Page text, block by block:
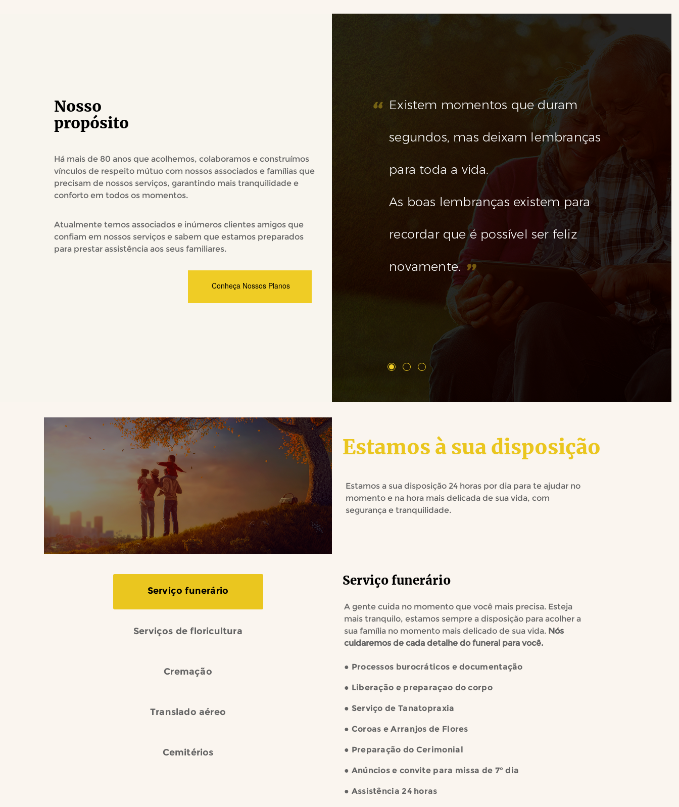
Nosso
propósito
Há mais de 80 anos que acolhemos, colaboramos e construímos
vínculos de respeito mútuo com nossos associados e famílias que
precisam de nossos serviços, garantindo mais tranquilidade e
conforto em todos os momentos.
Atualmente temos associados e inúmeros clientes amigos que
confiam em nossos serviços e sabem que estamos preparados
para prestar assistência aos seus familiares.
Conheça Nossos Planos
“ Existem momentos que duram
segundos, mas deixam lembranças
para toda a vida.
As boas lembranças existem para
recordar que é possível ser feliz
novamente. ”
Estamos à sua disposição
Estamos a sua disposição 24 horas por dia para te ajudar no
momento e na hora mais delicada de sua vida, com
segurança e tranquilidade.
Serviço funerário
Serviços de floricultura
Cremação
Translado aéreo
Cemitérios
Serviço funerário
A gente cuida no momento que você mais precisa. Esteja
mais tranquilo, estamos sempre a disposição para acolher a
sua família no momento mais delicado de sua vida. Nós
cuidaremos de cada detalhe do funeral para você.
● Processos burocráticos e documentação
● Liberação e preparaçao do corpo
● Serviço de Tanatopraxia
● Coroas e Arranjos de Flores
● Preparação do Cerimonial
● Anúncios e convite para missa de 7° dia
● Assistência 24 horas